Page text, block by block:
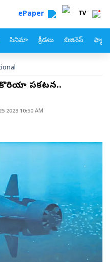
ePaper TV
సినిమా క్రీడలు బిజినెస్
కొరియా ప్రకటన..
2023 10:50 AM